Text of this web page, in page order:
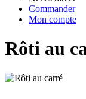
Commander
Mon compte
Rôti au